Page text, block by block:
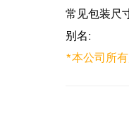
常见包装尺
别名:
*本公司所有